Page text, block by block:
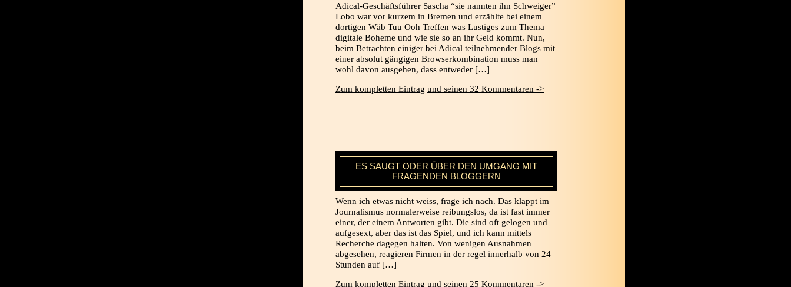
Adical-Geschäftsführer Sascha “sie nannten ihn Schweiger”
Lobo war vor kurzem in Bremen und erzählte bei einem
dortigen Wäb Tuu Ooh Treffen was Lustiges zum Thema
digitale Boheme und wie sie so an ihr Geld kommt. Nun,
beim Betrachten einiger bei Adical teilnehmender Blogs mit
einer absolut gängigen Browserkombination muss man
wohl davon ausgehen, dass entweder […]
Zum kompletten Eintrag und seinen 32 Kommentaren ->
ES SAUGT ODER ÜBER DEN UMGANG MIT
FRAGENDEN BLOGGERN
Wenn ich etwas nicht weiss, frage ich nach. Das klappt im
Journalismus normalerweise reibungslos, da ist fast immer
einer, der einem Antworten gibt. Die sind oft gelogen und
aufgesext, aber das ist das Spiel, und ich kann mittels
Recherche dagegen halten. Von wenigen Ausnahmen
abgesehen, reagieren Firmen in der regel innerhalb von 24
Stunden auf […]
Zum kompletten Eintrag und seinen 25 Kommentaren ->